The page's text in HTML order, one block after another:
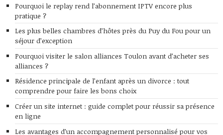
Pourquoi le replay rend l’abonnement IPTV encore plus
pratique ?
Les plus belles chambres d’hôtes près du Puy du Fou pour un
séjour d’exception
Pourquoi visiter le salon alliances Toulon avant d’acheter ses
alliances ?
Résidence principale de l’enfant après un divorce : tout
comprendre pour faire les bons choix
Créer un site internet : guide complet pour réussir sa présence
en ligne
Les avantages d’un accompagnement personnalisé pour vos